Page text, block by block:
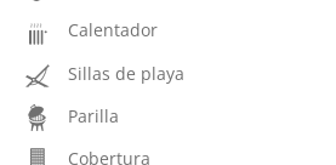
Calentador
Sillas de playa
Parilla
Cobertura